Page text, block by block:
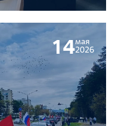
14мая
2026